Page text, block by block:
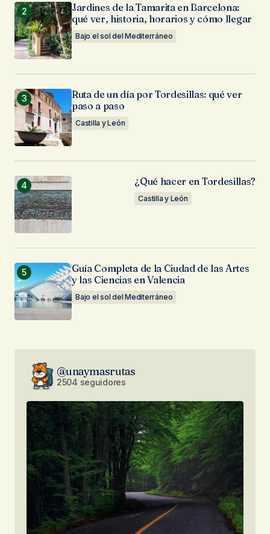
Enviar Comentario
Jardines de la Tamarita en Barcelona:
qué ver, historia, horarios y cómo llegar
Bajo el sol del Mediterráneo
Ruta de un día por Tordesillas: qué ver
paso a paso
Castilla y León
¿Qué hacer en Tordesillas?
Castilla y León
Guía Completa de la Ciudad de las Artes
y las Ciencias en Valencia
Bajo el sol del Mediterráneo
@unaymasrutas
2504 seguidores